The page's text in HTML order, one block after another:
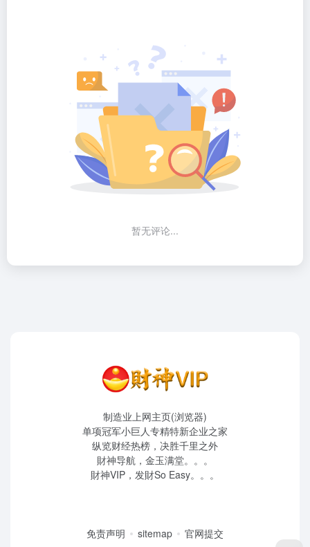
暂无评论...
制造业上网主页(浏览器)
单项冠军小巨人专精特新企业之家
纵览财经热榜，决胜千里之外
財神导航，金玉满堂。。。
財神VIP，发財So Easy。。。
免责声明 sitemap 官网提交